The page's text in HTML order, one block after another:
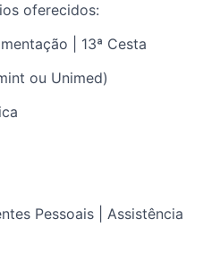
oferecidos:
| 13ª Cesta
ou Unimed)
Pessoais | Assistência